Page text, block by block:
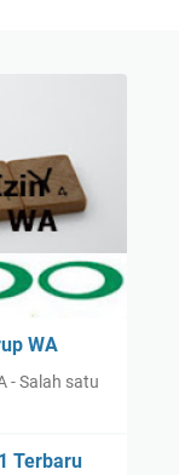
WA
- Salah satu
Terbaru